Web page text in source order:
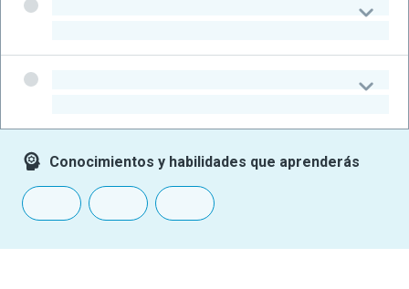
Conocimientos y habilidades que aprenderás